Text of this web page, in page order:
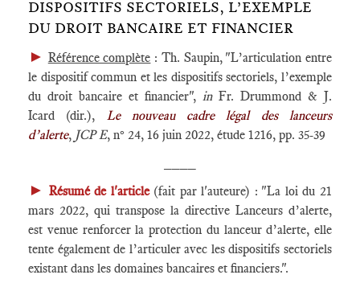
DISPOSITIFS SECTORIELS, L’EXEMPLE
DU DROIT BANCAIRE ET FINANCIER
► Référence complète : Th. Saupin, "L’articulation entre
le dispositif commun et les dispositifs sectoriels, l’exemple
du droit bancaire et financier", in Fr. Drummond & J.
Icard (dir.), Le nouveau cadre légal des lanceurs
d’alerte, JCP E, n° 24, 16 juin 2022, étude 1216, pp. 35-39
► Résumé de l'article(fait par l'auteure) : "La loi du 21
mars 2022, qui transpose la directive Lanceurs d’alerte,
est venue renforcer la protection du lanceur d’alerte, elle
tente également de l’articuler avec les dispositifs sectoriels
existant dans les domaines bancaires et financiers.".